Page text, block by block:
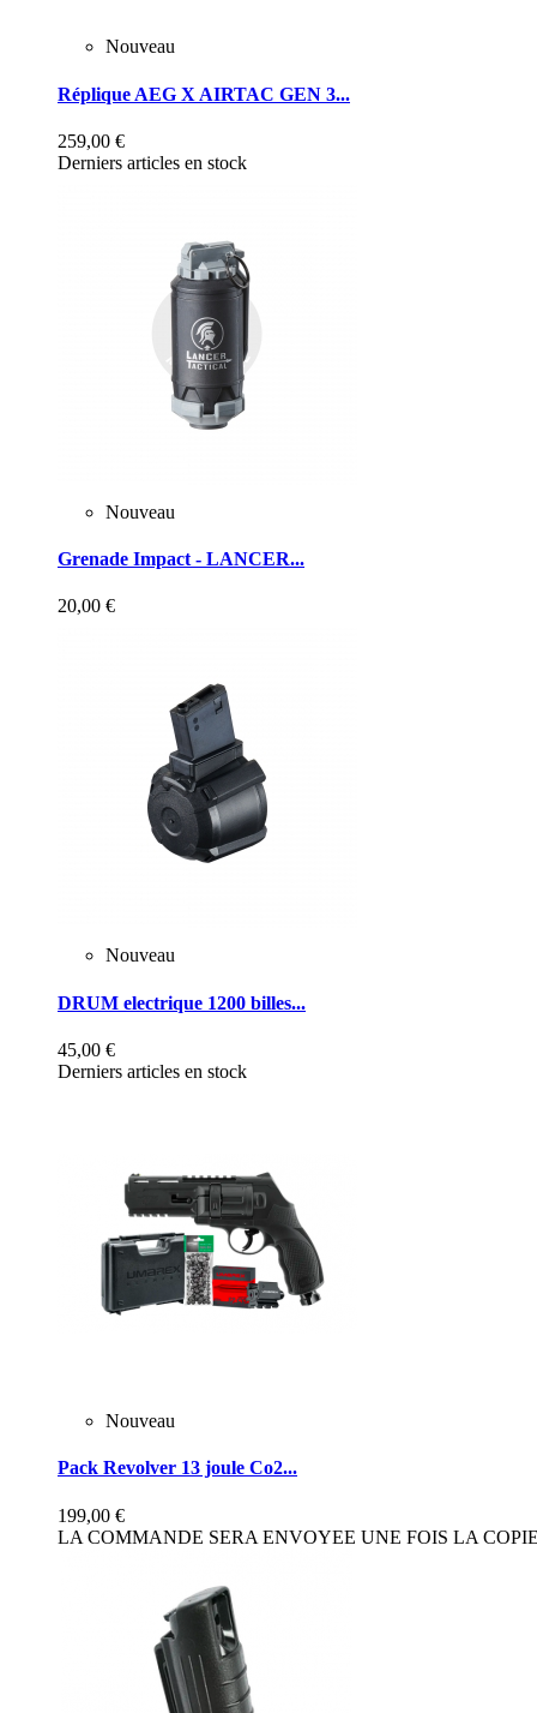
Nouveau
Réplique AEG X AIRTAC GEN 3...
259,00 €
Derniers articles en stock
Nouveau
Grenade Impact - LANCER...
20,00 €
Nouveau
DRUM electrique 1200 billes...
45,00 €
Derniers articles en stock
Nouveau
Pack Revolver 13 joule Co2...
199,00 €
LA COMMANDE SERA ENVOYEE UNE FOIS LA